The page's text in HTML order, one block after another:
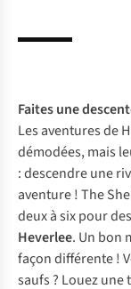
Faites une
Les aventures de
démodées, mais
: descendre une
aventure ! The
deux à six pour
Heverlee. Un bon
façon différente !
saufs ? Louez